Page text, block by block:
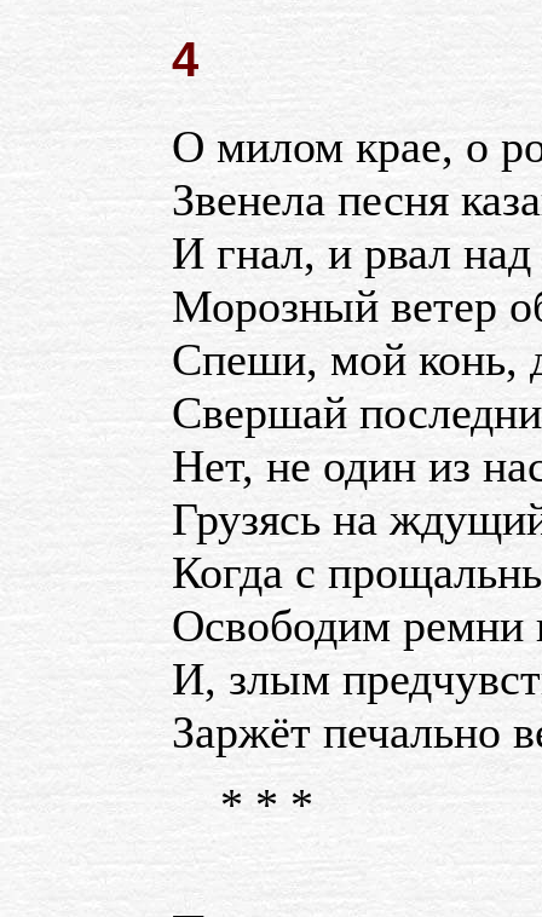
4
О милом крае, о
Звенела песня
И гнал, и рвал
Морозный ветер
Спеши, мой конь,
Свершай
Нет, не один из
Грузясь на
Когда с
Освободим ремни
И, злым
Заржёт печально
* * *